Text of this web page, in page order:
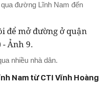
đường Lĩnh Nam đến
nhiều nhà dân.
Nam từ CTI Vĩnh Hoàng